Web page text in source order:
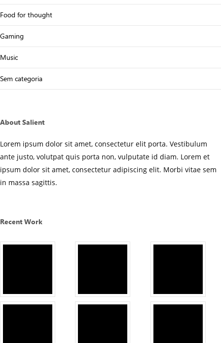
Food for thought
Gaming
Music
Sem categoria
About Salient
Lorem ipsum dolor sit amet, consectetur elit porta. Vestibulum
ante justo, volutpat quis porta non, vulputate id diam. Lorem et
ipsum dolor sit amet, consectetur adipiscing elit. Morbi vitae sem
in massa sagittis.
Recent Work